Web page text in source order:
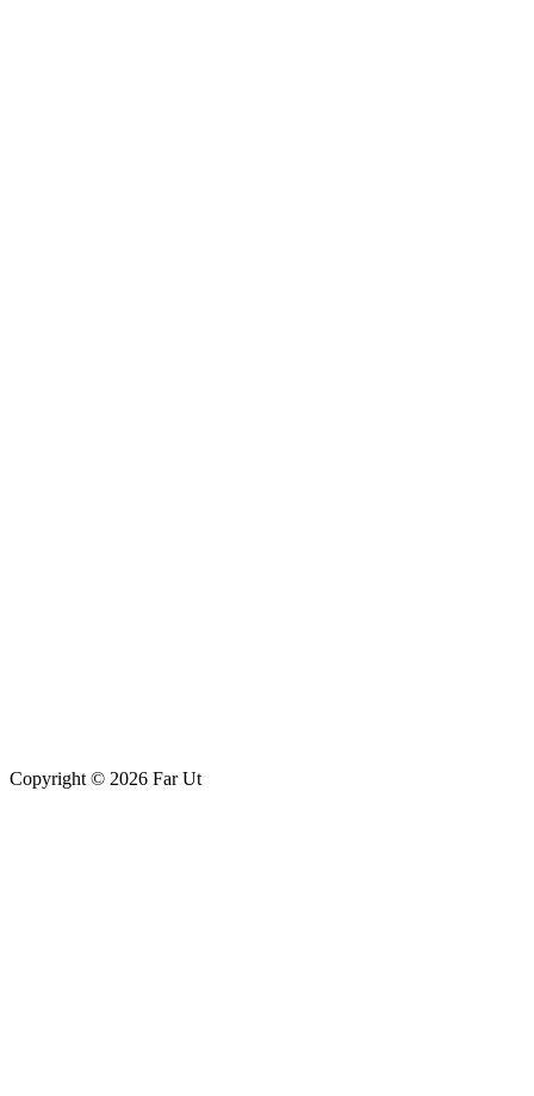
Copyright © 2026 Far Ut